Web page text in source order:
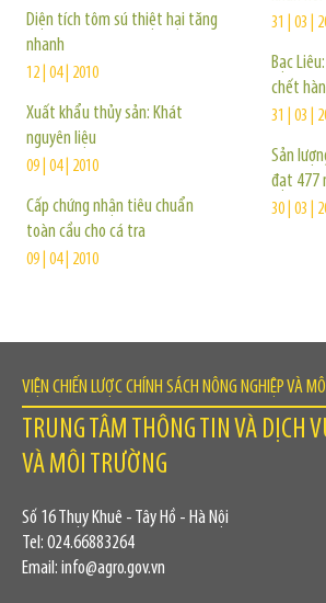
Diện tích tôm sú thiệt hại tăng
nhanh
12 | 04 | 2010
Xuất khẩu thủy sản: Khát
nguyên liệu
09 | 04 | 2010
Cấp chứng nhận tiêu chuẩn
toàn cầu cho cá tra
09 | 04 | 2010
31 | 03 |
Bạc
chết
31 | 03 |
Sản
đạt 477
30 | 03 |
VIỆN CHIẾN LƯỢC CHÍNH SÁCH NÔNG NGHIỆP VÀ
TRUNG TÂM THÔNG TIN VÀ DỊCH
VÀ MÔI TRƯỜNG
Số 16 Thụy Khuê - Tây Hồ - Hà Nội
Tel: 024.66883264
Email: info@agro.gov.vn